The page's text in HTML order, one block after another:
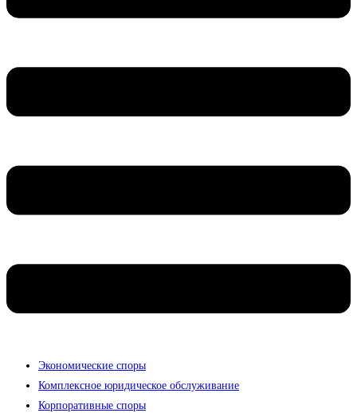
Экономические споры
Комплексное юридическое обслуживание
Корпоративные споры